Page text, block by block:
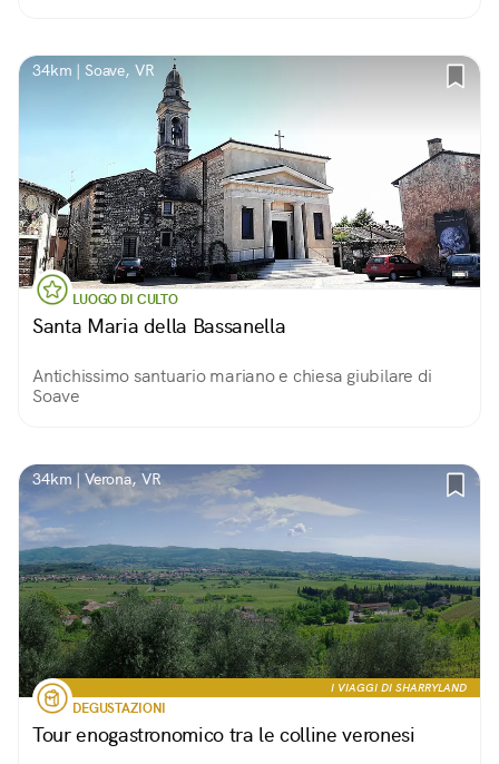
34km | Soave, VR
LUOGO DI CULTO
Santa Maria della Bassanella
Antichissimo santuario mariano e chiesa giubilare di
Soave
34km | Verona, VR
I VIAGGI DI SHARRYLAND
DEGUSTAZIONI
Tour enogastronomico tra le colline veronesi